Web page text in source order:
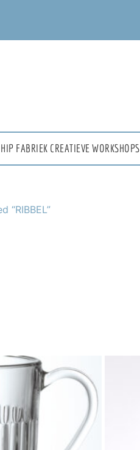
HIP FABRIEK CREATIEVE WORKSHOPS
“RIBBEL”